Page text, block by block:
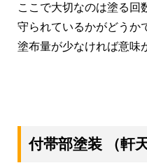
ここで大切なのは塗る回
守られているかがどうか
塗布量が少なければ意味
付帯部塗装（軒